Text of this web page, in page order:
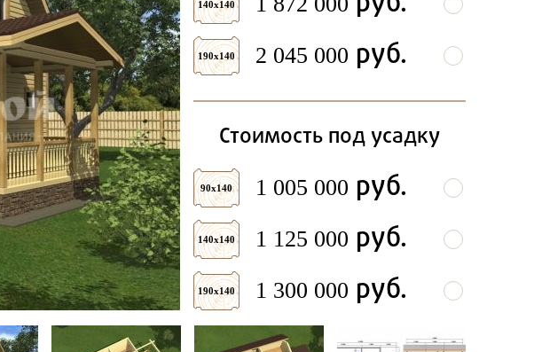
140х140
190х140 2 045 000 руб.
Стоимость под усадку
90х140 1 005 000 руб.
140х140 1 125 000 руб.
190х140 1 300 000 руб.